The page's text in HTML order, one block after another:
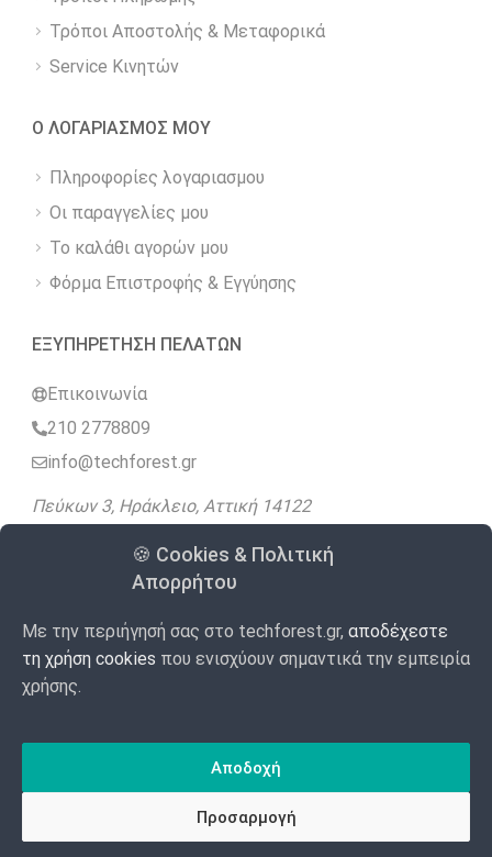
🍪 Cookies & Πολιτική
Απορρήτου
Με την περιήγησή σας στο techforest.gr, αποδέχεστε
τη χρήση cookies που ενισχύουν σημαντικά την εμπειρία
χρήσης.
Αποδοχή
Προσαρμογή
Τρόποι Αποστολής & Μεταφορικά
Service Κινητών
Ο ΛΟΓΑΡΙΑΣΜΟΣ ΜΟΥ
Πληροφορίες λογαριασμου
Οι παραγγελίες μου
Το καλάθι αγορών μου
Φόρμα Επιστροφής & Εγγύησης
ΕΞΥΠΗΡΕΤΗΣΗ ΠΕΛΑΤΩΝ
Επικοινωνία
210 2778809
info@techforest.gr
Πεύκων 3, Ηράκλειο, Αττική 14122
Ακολουθήστε μας
Google 4.9 98 Αξιολογήσεις
by WebForest
© 2020 – 2026 TECHFOREST